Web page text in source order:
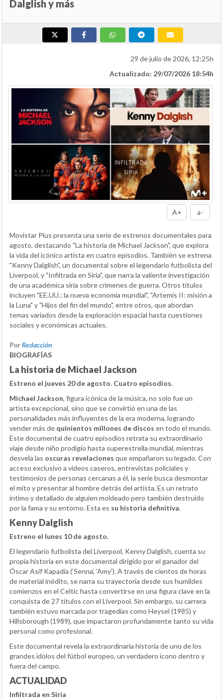
Dalglish y más
29 de julio de 2026, 12:25h
Actualizado: 29/07/2026 18:54h
A+ a-
Movistar Plus presenta una serie de estrenos documentales para
agosto, destacando "La historia de Michael Jackson", que explora
la vida del icónico artista en cuatro episodios. También se estrena
"Kenny Dalglish", un documental sobre el legendario futbolista del
Liverpool, y "Infiltrada en Siria", que narra la valiente investigación
de una académica siria sobre crímenes de guerra. Otros títulos
incluyen "EE.UU.: la nueva economía mundial", "Artemis II: misión a
la Luna" y "Hijos del fin del mundo", entre otros, que abordan
temas variados desde la exploración espacial hasta cuestiones
sociales y económicas actuales.
PorRedacción
BIOGRAFÍAS
La historia de Michael Jackson
Estreno el jueves 20 de agosto. Cuatro episodios.
Michael Jackson, figura icónica de la música, no solo fue un
artista excepcional, sino que se convirtió en una de las
personalidades más influyentes de la era moderna, logrando
vender más de quinientos millones de discos en todo el mundo.
Este documental de cuatro episodios retrata su extraordinario
viaje desde niño prodigio hasta superestrella mundial, mientras
desvela las oscuras revelaciones que empañaron su legado. Con
acceso exclusivo a vídeos caseros, entrevistas policiales y
testimonios de personas cercanas a él, la serie busca desmontar
el mito y presentar al hombre detrás del artista. Es un retrato
íntimo y detallado de alguien moldeado pero también destruido
por la fama y su entorno. Esta es su historia definitiva.
Kenny Dalglish
Estreno el lunes 10 de agosto.
El legendario futbolista del Liverpool, Kenny Dalglish, cuenta su
propia historia en este documental dirigido por el ganador del
Óscar Asif Kapadia (‘Senna’, ‘Amy’). A través de cientos de horas
de material inédito, se narra su trayectoria desde sus humildes
comienzos en el Celtic hasta convertirse en una figura clave en la
conquista de 27 títulos con el Liverpool. Sin embargo, su carrera
también estuvo marcada por tragedias como Heysel (1985) y
Hillsborough (1989), que impactaron profundamente tanto su vida
personal como profesional.
Este documental revela la extraordinaria historia de uno de los
grandes ídolos del fútbol europeo, un verdadero icono dentro y
fuera del campo.
ACTUALIDAD
Infiltrada en Siria